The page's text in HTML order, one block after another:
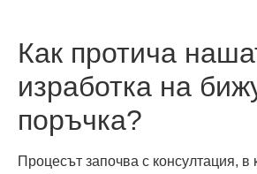
Как протича
изработка на
поръчка?
Процесът започва с консултация, в